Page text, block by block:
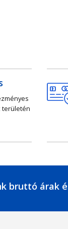
területén
bruttó árak